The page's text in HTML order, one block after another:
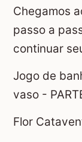
Chegamos
passo a
continuar
Jogo de
vaso -
Flor